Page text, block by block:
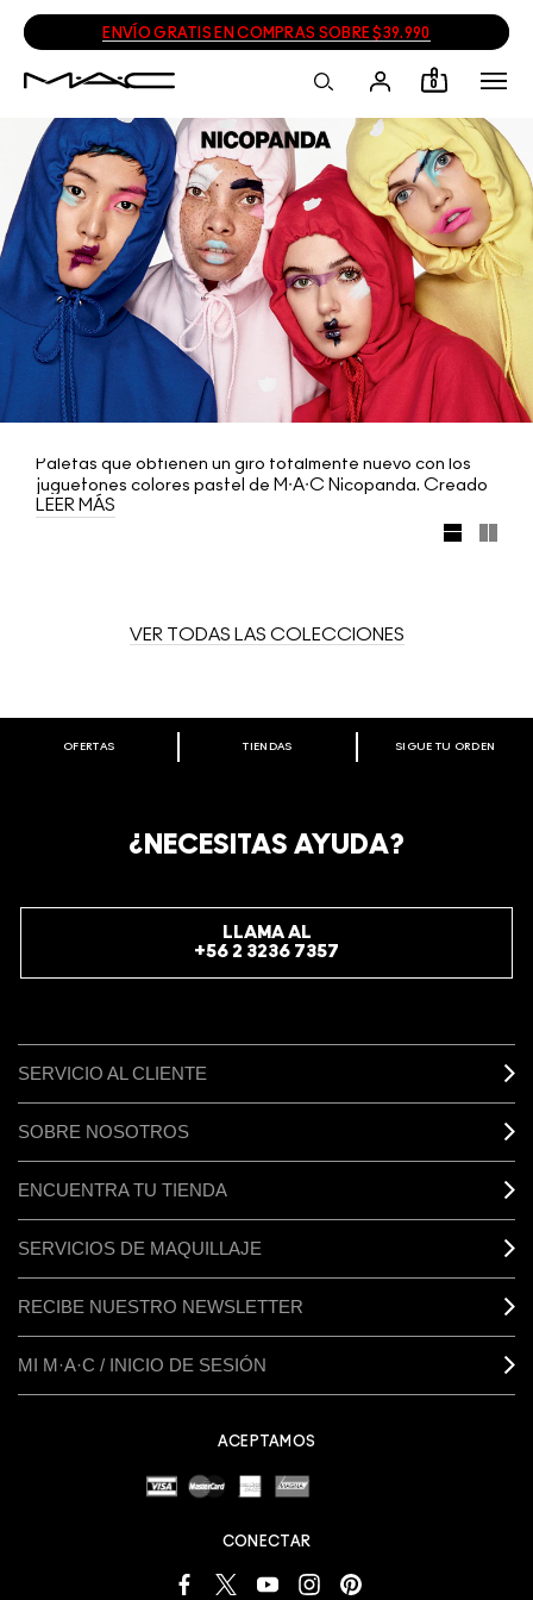
ENVÍO GRATIS EN COMPRAS SOBRE $39.990
0
Paletas que obtienen un giro totalmente nuevo con los
juguetones colores pastel de M∙A∙C Nicopanda. Creado
por el ícono de moda, Nicola Formichetti, la marca
irreverente con sede en Nueva York, que une el punk
adornos de Nicopanda.
LEER MÁS
VER TODAS LAS COLECCIONES
BIENVENIDO A M·A·C COSMETICS
REGÍSTRATE AHORA PARA RECIBIR INFORMACIÓN
OFERTAS TIENDAS SIGUE TU ORDEN
¿NECESITAS AYUDA?
LLAMA AL
+56 2 3236 7357
SERVICIO AL CLIENTE
SOBRE NOSOTROS
ENCUENTRA TU TIENDA
SERVICIOS DE MAQUILLAJE
RECIBE NUESTRO NEWSLETTER
MI M·A·C / INICIO DE SESIÓN
ACEPTAMOS
CONECTAR